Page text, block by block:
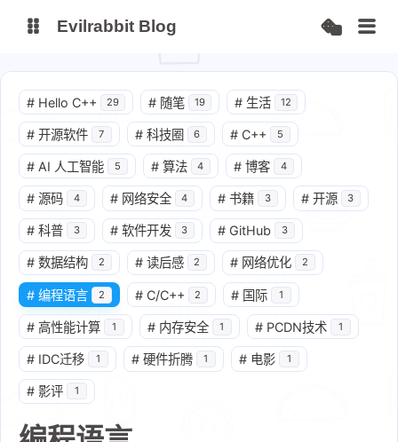
博客 服务状态
小E图床
Evilrabbit Blog
# Hello C++ 29 # 随笔 19 # 生活 12
# 开源软件 7 # 科技圈 6 # C++ 5
# AI 人工智能 5 # 算法 4 # 博客 4
# 源码 4 # 网络安全 4 # 书籍 3 # 开源 3
# 科普 3 # 软件开发 3 # GitHub 3
# 数据结构 2 # 读后感 2 # 网络优化​ 2
# 编程语言 2 # C/C++ 2 # 国际 1
# 高性能计算 1 # 内存安全 1 # PCDN技术​ 1
# IDC迁移​ 1 # 硬件折腾​ 1 # 电影 1
# 影评 1